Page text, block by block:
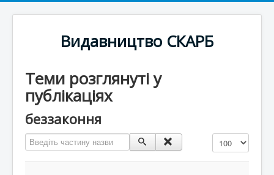
Видавництво СКАРБ
Теми розглянуті у
публікаціях
беззаконня
Введіть частину назви Показувати